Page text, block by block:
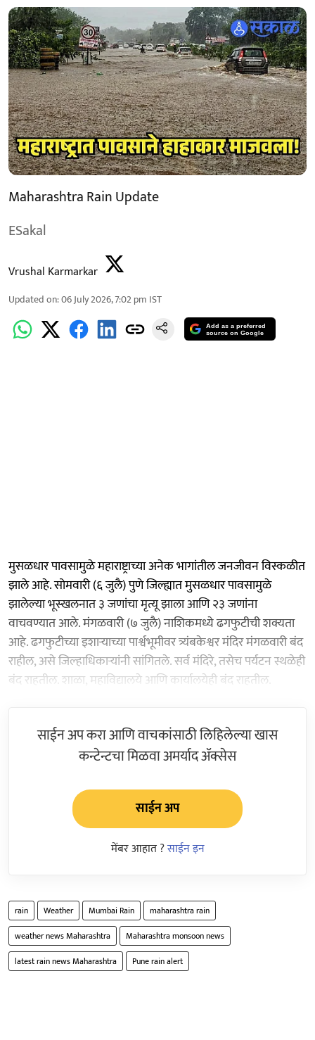
Maharashtra Rain Update
ESakal
Vrushal Karmarkar
Updated on:06 July 2026, 7:02 pm IST
Add as a preferred
source on Google
मुसळधार पावसामुळे महाराष्ट्राच्या अनेक भागांतील जनजीवन विस्कळीत
झाले आहे. सोमवारी (६ जुलै) पुणे जिल्ह्यात मुसळधार पावसामुळे
झालेल्या भूस्खलनात ३ जणांचा मृत्यू झाला आणि २३ जणांना
वाचवण्यात आले. मंगळवारी (७ जुलै) नाशिकमध्ये ढगफुटीची शक्यता
आहे. ढगफुटीच्या इशाऱ्याच्या पार्श्वभूमीवर त्र्यंबकेश्वर मंदिर मंगळवारी बंद
राहील, असे जिल्हाधिकाऱ्यांनी सांगितले. सर्व मंदिरे, तसेच पर्यटन स्थळेही
बंद राहतील. शाळा, महाविद्यालये आणि कार्यालयेही बंद राहतील.
साईन अप करा आणि वाचकांसाठी लिहिलेल्या खास
कन्टेन्टचा मिळवा अमर्याद ॲक्सेस
साईन अप
मेंबर आहात ?साईन इन
rain Weather Mumbai Rain
maharashtra rain
weather news Maharashtra
Maharashtra monsoon news
latest rain news Maharashtra
Pune rain alert